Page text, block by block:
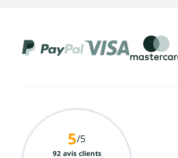
5/5
92 avis clients